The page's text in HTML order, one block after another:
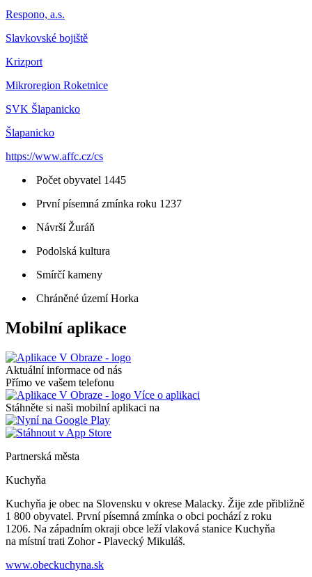
Respono, a.s.
Slavkovské bojiště
Krizport
Mikroregion Roketnice
SVK Šlapanicko
Šlapanicko
https://www.affc.cz/cs
Počet obyvatel 1445
První písemná zmínka roku 1237
Návrší Žuráň
Podolská kultura
Smírčí kameny
Chráněné území Horka
Mobilní aplikace
Aktuální informace od nás
Přímo ve vašem telefonu
Více o aplikaci
Stáhněte si naši mobilní aplikaci na
Partnerská města
Kuchyňa
Kuchyňa je obec na Slovensku v okrese Malacky. Žije zde přibližně
1 800 obyvatel. První písemná zmínka o obci pochází z roku
1206. Na západním okraji obce leží vlaková stanice Kuchyňa
na místní trati Zohor - Plavecký Mikuláš.
www.obeckuchyna.sk